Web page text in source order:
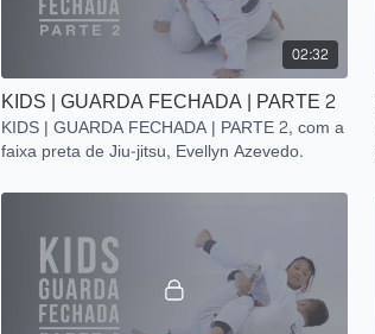
02:32
KIDS | GUARDA FECHADA | PARTE 2
KIDS | GUARDA FECHADA | PARTE 2, com a
faixa preta de Jiu-jitsu, Evellyn Azevedo.